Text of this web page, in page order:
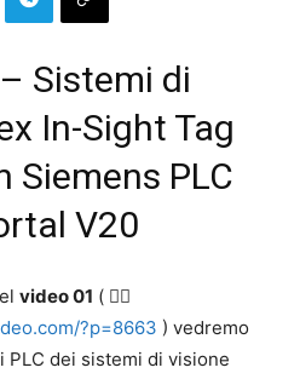
Sistemi di
In-Sight Tag
Siemens PLC
V20
video 01 ( 👉🏻
?p=8663 ) vedremo
dei sistemi di visione